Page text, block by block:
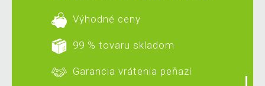
Výhodné ceny
99 % tovaru skladom
Garancia vrátenia peňazí